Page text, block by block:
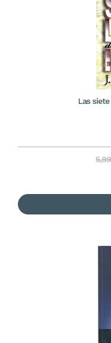
Las